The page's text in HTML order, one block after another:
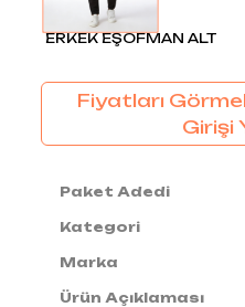
ERKEK EŞOFMAN ALT
Fiyatları
Girişi
Paket Adedi
Kategori
Marka
Ürün Açıklaması